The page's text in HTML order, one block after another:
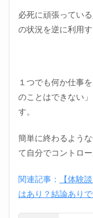
必死に頑張ってい
の状況を逆に利用
１つでも何か仕事
のことはできない
す。
簡単に終わるよう
て自分でコントロ
関連記事：
【体験
はあり？結論ありで